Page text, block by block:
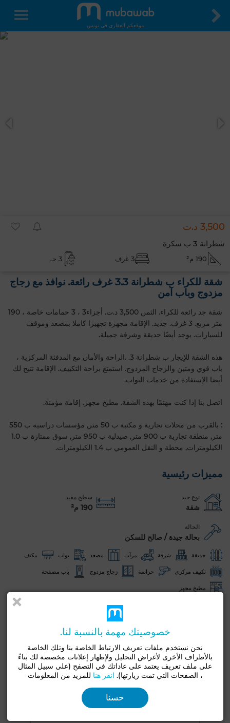
موقعكم العقاري في تونس
3,500 د.ت
شطرانة 3 ب سكرة
190 م² 3 غرف 3 حـ
شقة للكراء ب شطرانة 3.3 غرف رائعة. نوافذ مع زجاج
مزدوج وباب آمن
شقة جد رائعة للكراء. الثمن 3,500 د.ت. أجزاء3 ، 3 حمامات خاصة ، 190
متر مربع. 3 غرف. جديد. الإقامة مجهزة تجهيزا كاملا بمصعد وموقف
للسيارات. يوجد أيضًا حديقة وشرفة جميلة.
هذه الشقة للإيجار ب شطرانة 3. .الراحة والأمان مع المدفئة المركزية ،
باب قوي ومتين والزجاج المزدوج. استمتع براحة التكييف. الإقامة تتيح لك
أيضا الإستفادة من خدمات البواب.
اتصل بنا إذا كنت مهتمًا بهذه الشقة. مطبخ مجهز. إقامة مؤمنة.
: بالقرب من محلات تجارية و مكتبة ب 50 متر, مؤسسات دراسية ب 550
متر, منطقة تجارية ب 900 متر, صيدلية ب 950 متر, سوق ممتازة ب 1.0
الكيلومترات, محطة و النقل العمومي ب 1.4 الكيلومترات.
مميزات رئيسية
نوع جيد
شقة
سطح مفيد
190 م²
الحالة
بحالة جيدة / صالح للسكن
حديقة شرفة مرآب مصعد بواب مكيف
تكييف مركزي حراسة زجاج مزدوج باب مصفحة
مطبخ مجهز
خصوصيتك مهمة بالنسبة لنا.
نحن نستخدم ملفات تعريف الارتباط الخاصة بنا وتلك الخاصة
بالأطراف الأخرى لأغراض التحليل ولإظهار إعلانات مخصصة لك بناءً
على ملف تعريف يعتمد على عاداتك في التصفح (على سبيل المثال
، الصفحات التي تمت زيارتها). انقر هنا للمزيد من المعلومات
حسنا